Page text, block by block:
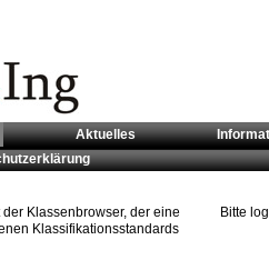
Aktuelles
der Klassenbrowser, der eine
Klassifikationsstandards
Bitte